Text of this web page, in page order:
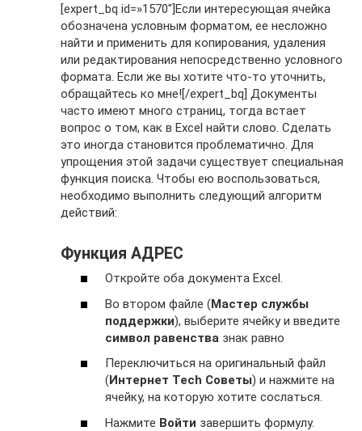
[expert_bq id=»1570″]Если интересующая ячейка
обозначена условным форматом, ее несложно
найти и применить для копирования, удаления
или редактирования непосредственно условного
формата. Если же вы хотите что-то уточнить,
обращайтесь ко мне![/expert_bq] Документы
часто имеют много страниц, тогда встает
вопрос о том, как в Еxcel найти слово. Сделать
это иногда становится проблематично. Для
упрощения этой задачи существует специальная
функция поиска. Чтобы ею воспользоваться,
необходимо выполнить следующий алгоритм
действий:
Функция АДРЕС
Откройте оба документа Excel.
Во втором файле (Мастер службы
поддержки), выберите ячейку и введите
символ равенства знак равно
Переключиться на оригинальный файл
(Интернет Tech Советы) и нажмите на
ячейку, на которую хотите сослаться.
Нажмите Войти завершить формулу.